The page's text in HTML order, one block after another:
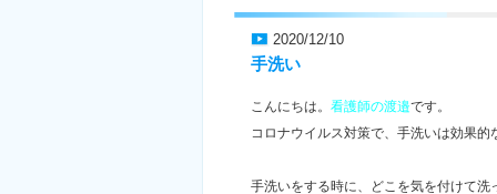
2020/12/10
手洗い
こんにちは。 看護師の渡邉です。
コロナウイルス対策で、手洗いは効果的
手洗いをする時に、どこを気を付けて洗